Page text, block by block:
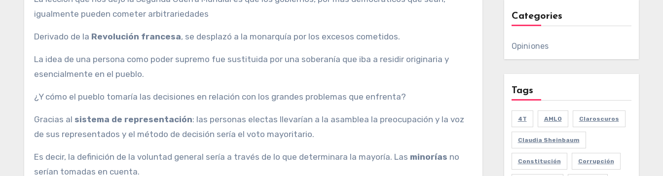
igualmente pueden cometer arbitrariedades
Derivado de la Revolución francesa, se desplazó a la monarquía por los excesos cometidos.
La idea de una persona como poder supremo fue sustituida por una soberanía que iba a residir originaria y
esencialmente en el pueblo.
¿Y cómo el pueblo tomaría las decisiones en relación con los grandes problemas que enfrenta?
Gracias al sistema de representación: las personas electas llevarían a la asamblea la preocupación y la voz
de sus representados y el método de decisión sería el voto mayoritario.
Es decir, la definición de la voluntad general sería a través de lo que determinara la mayoría. Las minorías no
serían tomadas en cuenta.
Categories
Opiniones
Tags
4T AMLO Claroscuros
Claudia Sheinbaum
Constitución Corrupción